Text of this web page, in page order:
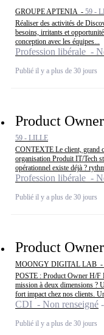
GROUPE APTENIA - 59 -
Réaliser des activités de
besoins, irritants et
conception avec les équipes...
Profession libérale -
Publié il y a plus de 30 jours
Product
59 - LILLE
CONTEXTE Le client, grand
organisation Produit IT/Tech
opérationnel existe déjà ?
Profession libérale -
Publié il y a plus de 30 jours
Product
MOONGY DIGITAL LAB -
POSTE : Product Owner H/F
mission à deux dimensions ?
fort impact chez nos clients.
CDI - Non renseigné
Publié il y a plus de 30 jours